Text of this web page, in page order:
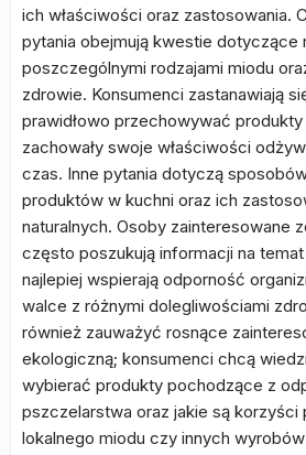
ich właściwości oraz zastosowania.
pytania obejmują kwestie dotyczące
poszczególnymi rodzajami miodu
zdrowie. Konsumenci zastanawiają
prawidłowo przechowywać
zachowały swoje właściwości
czas. Inne pytania dotyczą
produktów w kuchni oraz ich
naturalnych. Osoby zainteresowane
często poszukują informacji na
najlepiej wspierają odporność
walce z różnymi dolegliwościami
również zauważyć rosnące
ekologiczną; konsumenci chcą
wybierać produkty pochodzące z
pszczelarstwa oraz jakie są korzyści
lokalnego miodu czy innych